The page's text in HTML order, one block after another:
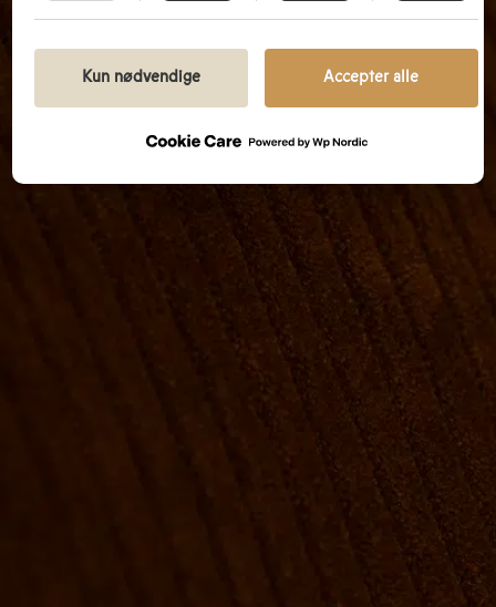
VÆRELSER & SENGE
FIRMAMØDER & EVENTS
indsamling og behandling af personoplysninger,
opfordrer vi dig til at læse mere ved at følge det
medfølgende link. Vi prioriterer gennemsigtighed
GOOGLES PRIVATLIVSPOLITIK
Kun nødvendige Accepter alle